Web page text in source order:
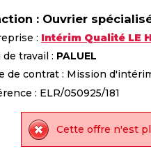
: Ouvrier
: Intérim Qualité LE
de travail : PALUEL
de contrat : Mission
: ELR/050925/181
Cette offre n'est